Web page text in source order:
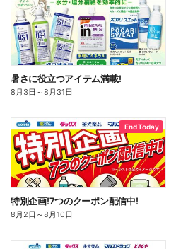
暑さに役立つアイテム満載!
8月3日 ～8月31日
End Today
特別企画!7つのクーポン配信中!
8月2日 ～8月10日